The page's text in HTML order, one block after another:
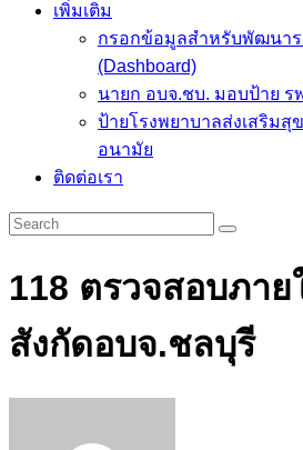
กรอกข้อมูลสำหรับพัฒนาร
(Dashboard)
นายก อบจ.ชบ. มอบป้าย รพ
ป้ายโรงพยาบาลส่งเสริมสุ
อนามัย
ติดต่อเรา
118 ตรวจสอบภาย
สังกัดอบจ.ชลบุรี